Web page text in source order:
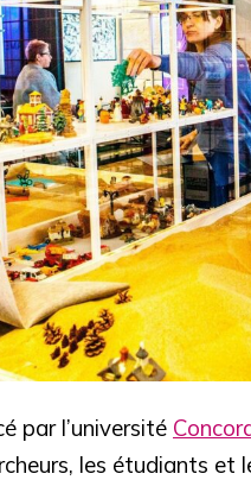
par l’université
les étudiants et